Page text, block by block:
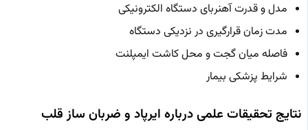
مدل و قدرت آهنربای دستگاه الکترونیکی
مدت زمان قرارگیری در نزدیکی دستگاه
فاصله میان گجت و محل کاشت ایمپلنت
شرایط پزشکی بیمار
نتایج تحقیقات علمی درباره ایرپاد و ضربان ساز قلب